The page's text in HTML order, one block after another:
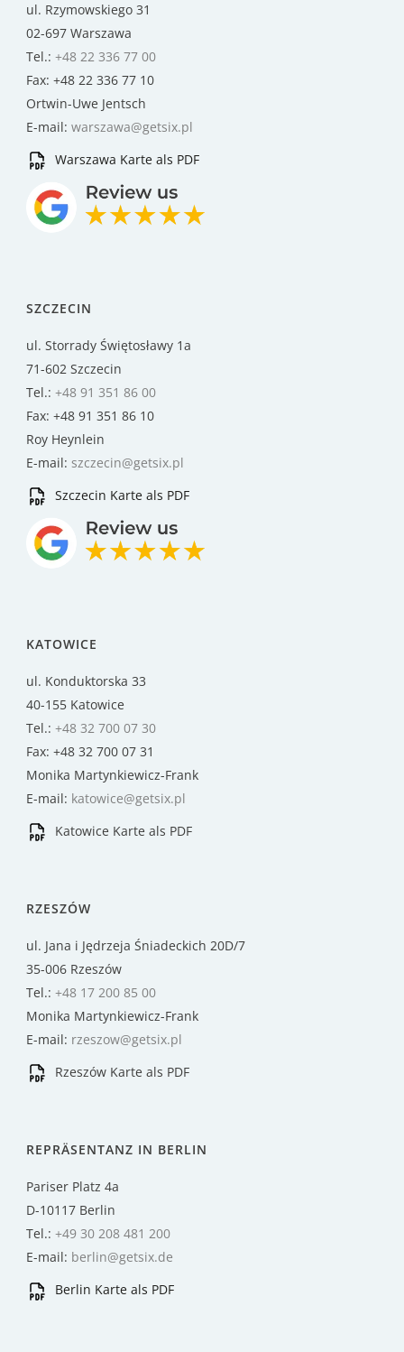
ul. Rzymowskiego 31
02-697 Warszawa
Tel.: +48 22 336 77 00
Fax: +48 22 336 77 10
Ortwin-Uwe Jentsch
E-mail: warszawa@getsix.pl
Warszawa Karte als PDF
SZCZECIN
ul. Storrady Świętosławy 1a
71-602 Szczecin
Tel.: +48 91 351 86 00
Fax: +48 91 351 86 10
Roy Heynlein
E-mail: szczecin@getsix.pl
Szczecin Karte als PDF
KATOWICE
ul. Konduktorska 33
40-155 Katowice
Tel.: +48 32 700 07 30
Fax: +48 32 700 07 31
Monika Martynkiewicz-Frank
E-mail: katowice@getsix.pl
Katowice Karte als PDF
RZESZÓW
ul. Jana i Jędrzeja Śniadeckich 20D/7
35-006 Rzeszów
Tel.: +48 17 200 85 00
Monika Martynkiewicz-Frank
E-mail: rzeszow@getsix.pl
Rzeszów Karte als PDF
REPRÄSENTANZ IN BERLIN
Pariser Platz 4a
D-10117 Berlin
Tel.: +49 30 208 481 200
E-mail: berlin@getsix.de
Berlin Karte als PDF